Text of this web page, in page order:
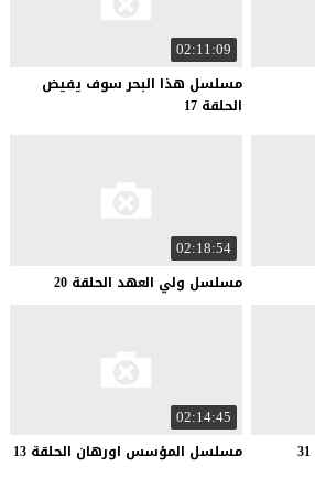
02:11:09
مسلسل هذا البحر سوف يفيض
الحلقة 17
02:18:54
مسلسل ولي العهد الحلقة 20
31
02:14:45
مسلسل المؤسس اورهان الحلقة 13